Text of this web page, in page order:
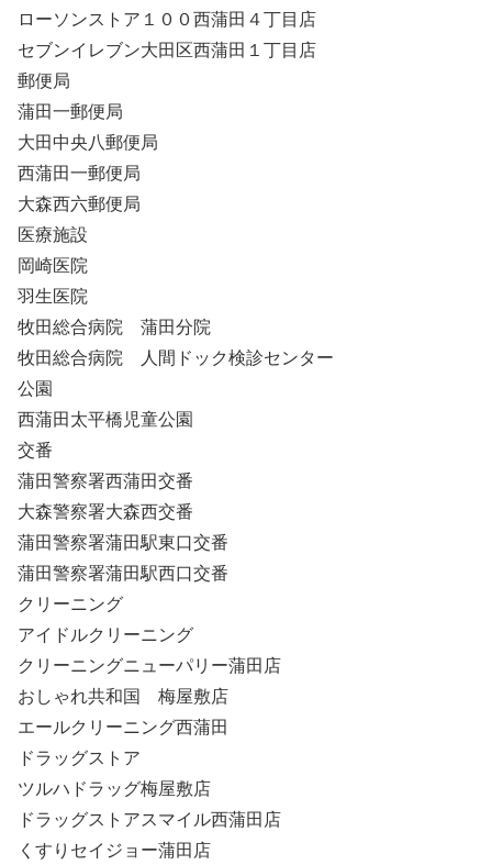
ローソンストア１００西蒲田４丁目店
セブンイレブン大田区西蒲田１丁目店
郵便局
蒲田一郵便局
大田中央八郵便局
西蒲田一郵便局
大森西六郵便局
医療施設
岡崎医院
羽生医院
牧田総合病院 蒲田分院
牧田総合病院 人間ドック検診センター
公園
西蒲田太平橋児童公園
交番
蒲田警察署西蒲田交番
大森警察署大森西交番
蒲田警察署蒲田駅東口交番
蒲田警察署蒲田駅西口交番
クリーニング
アイドルクリーニング
クリーニングニューパリー蒲田店
おしゃれ共和国 梅屋敷店
エールクリーニング西蒲田
ドラッグストア
ツルハドラッグ梅屋敷店
ドラッグストアスマイル西蒲田店
くすりセイジョー蒲田店